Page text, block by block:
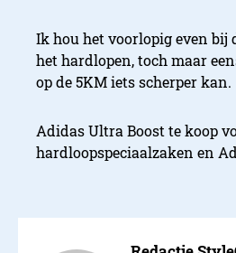
Ik hou het voorlopig even bij
het hardlopen, toch maar
op de 5KM iets scherper kan.
Adidas Ultra Boost te koop
hardloopspeciaalzaken en